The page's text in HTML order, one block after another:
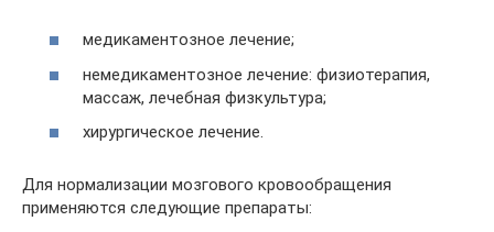
медикаментозное лечение;
немедикаментозное лечение: физиотерапия,
массаж, лечебная физкультура;
хирургическое лечение.
Для нормализации мозгового кровообращения
применяются следующие препараты: